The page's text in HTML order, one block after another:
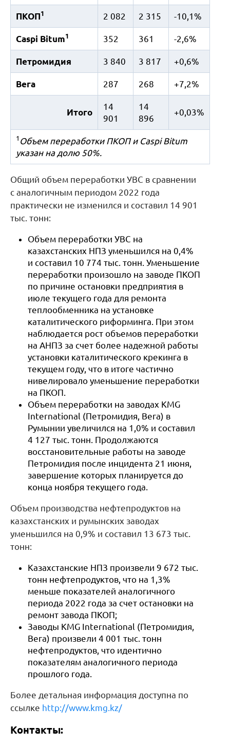
ПКОП1 2 082 2 315 -10,1%
Caspi Bitum1 352 361 -2,6%
Петромидия 3 840 3 817 +0,6%
Вега 287 268 +7,2%
Итого
14
901
14
896
+0,03%
1 Объем переработки ПКОП и Caspi Bitum
указан на долю 50%.
Общий объем переработки УВС в сравнении
с аналогичным периодом 2022 года
практически не изменился и составил 14 901
тыс. тонн:
Объем переработки УВС на
казахстанских НПЗ уменьшился на 0,4%
и составил 10 774 тыс. тонн. Уменьшение
переработки произошло на заводе ПКОП
по причине остановки предприятия в
июле текущего года для ремонта
теплообменника на установке
каталитического риформинга. При этом
наблюдается рост объемов переработки
на АНПЗ за счет более надежной работы
установки каталитического крекинга в
текущем году, что в итоге частично
нивелировало уменьшение переработки
на ПКОП.
Объем переработки на заводах KMG
International (Петромидия, Вега) в
Румынии увеличился на 1,0% и составил
4 127 тыс. тонн. Продолжаются
восстановительные работы на заводе
Петромидия после инцидента 21 июня,
завершение которых планируется до
конца ноября текущего года.
Объем производства нефтепродуктов на
казахстанских и румынских заводах
уменьшился на 0,9% и составил 13 673 тыс.
тонн:
Казахстанские НПЗ произвели 9 672 тыс.
тонн нефтепродуктов, что на 1,3%
меньше показателей аналогичного
периода 2022 года за счет остановки на
ремонт завода ПКОП;
Заводы KMG International (Петромидия,
Вега) произвели 4 001 тыс. тонн
нефтепродуктов, что идентично
показателям аналогичного периода
прошлого года.
Более детальная информация доступна по
ссылке http://www.kmg.kz/
Контакты: